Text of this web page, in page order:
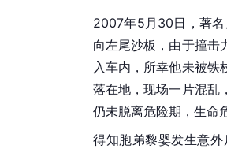
2007年5月30日，著
向左尾沙板，由于撞击
入车内，所幸他未被铁
落在地，现场一片混乱
仍未脱离危险期，生命
得知胞弟黎婴发生意